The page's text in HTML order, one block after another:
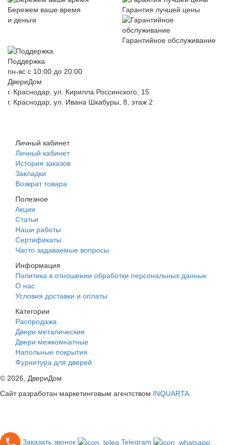
Бережем ваше время
и деньги
Гарантия лучшей цены
Гарантийное обслуживание
Поддержка
пн-вс с 10:00 до 20:00
ДвериДом
г. Краснодар, ул. Кирилла Россинского, 15
г. Краснодар, ул. Ивана Шкабуры, 8, этаж 2
Личный кабинет
Личный кабинет
История заказов
Закладки
Возврат товара
Полезное
Акции
Статьи
Наши работы
Сертификаты
Часто задаваемые вопросы
Информация
Политика в отношении обработки персональных данных
О нас
Условия доставки и оплаты
Категории
Распродажа
Двери металические
Двери межкомнатные
Напольные покрытия
Фурнитура для дверей
© 2026 , ДвериДом
Сайт разработан маркетинговым агентством INQUARTA
Заказать звонок Telegram